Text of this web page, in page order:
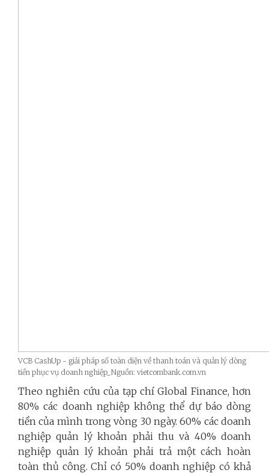
VCB CashUp - giải pháp số toàn diện về thanh toán và quản lý dòng
tiền phục vụ doanh nghiệp_Nguồn: vietcombank.com.vn
Theo nghiên cứu của tạp chí Global Finance, hơn
80% các doanh nghiệp không thể dự báo dòng
tiền của mình trong vòng 30 ngày. 60% các doanh
nghiệp quản lý khoản phải thu và 40% doanh
nghiệp quản lý khoản phải trả một cách hoàn
toàn thủ công. Chỉ có 50% doanh nghiệp có khả